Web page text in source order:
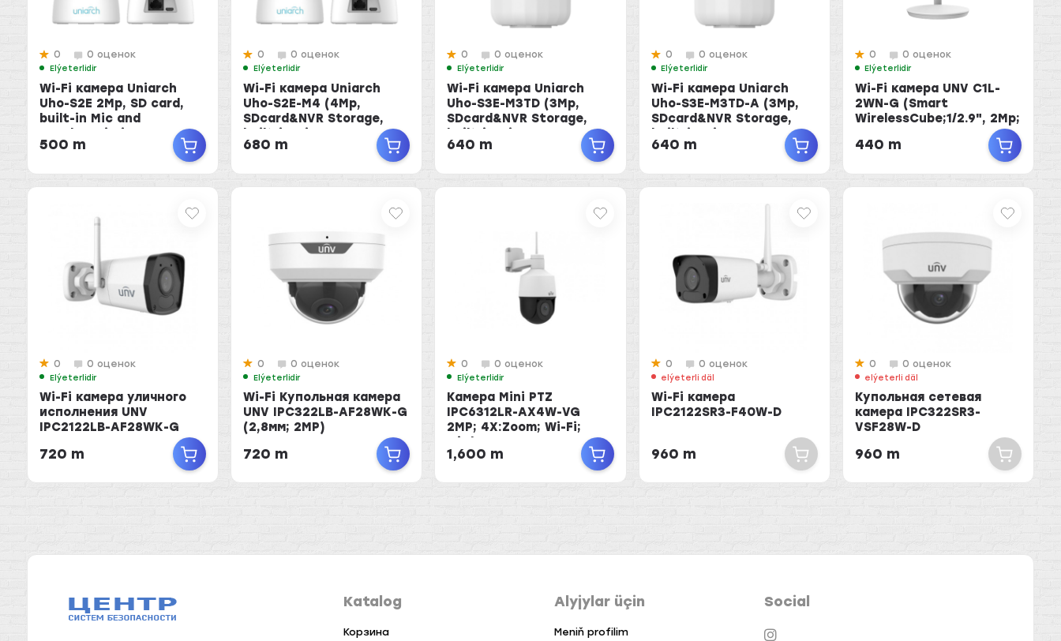
0 0 оценок
Elýeterlidir
Wi-Fi камера Uniarch
Uho-S2E 2Mp, SD card,
built-in Mic and
speaker,Wi-Fi
500 m
0 0 оценок
Elýeterlidir
Wi-Fi камера Uniarch
Uho-S2E-M4 (4Mp,
SDcard&NVR Storage,
built-in Mic an...
680 m
0 0 оценок
Elýeterlidir
Wi-Fi камера Uniarch
Uho-S3E-M3TD (3Mp,
SDcard&NVR Storage,
built-in Mic ...
640 m
0 0 оценок
Elýeterlidir
Wi-Fi камера Uniarch
Uho-S3E-M3TD-A (3Mp,
SDcard&NVR Storage,
built-in Mi...
640 m
0 0 оценок
Elýeterlidir
Wi-Fi камера UNV C1L-
2WN-G (Smart
WirelessCube;1/2.9", 2Mp;
440 m
0 0 оценок
Elýeterlidir
Wi-Fi камера уличного
исполнения UNV
IPC2122LB-AF28WK-G
720 m
0 0 оценок
Elýeterlidir
Wi-Fi Купольная камера
UNV IPC322LB-AF28WK-G
(2,8мм; 2MP)
720 m
0 0 оценок
Elýeterlidir
Камера Mini PTZ
IPC6312LR-AX4W-VG
2MP; 4X:Zoom; Wi-Fi;
Mic/Sp-r
1,600 m
0 0 оценок
elýeterli däl
Wi-Fi камера
IPC2122SR3-F40W-D
960 m
0 0 оценок
elýeterli däl
Купольная сетевая
камера IPC322SR3-
VSF28W-D
960 m
Katalog
Корзина
Alyjylar üçin
Meniň profilim
Social